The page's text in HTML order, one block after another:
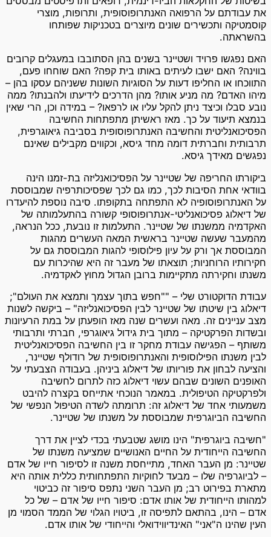
את עבודתם על הרפואה האנתרופוסופית, ותרופות, מוצרי
קוסמטיקה ותכשירים שונים מיוצרים בטכניקות שפותחו
בהשראתה.
האם נפגשו פרויד ושטיינר בשנים בהן הסתובבו במעגלים קרובים
בווינה? האם ישבו לעיתים באותו בית קפה? האם שוחחו פעם,
התווכחו או החליפו דעות על הסוגיות השונות ששניהם עסקו בהן –
מיהו האדם? מה מניע אותו? מהן הדרכים לידיעתו ולהבנתו? ממה
נובע סבלו וכיצד ניתן להקל עליו או לרפאו? – במידה וכן, הרי שאין
בנמצא תיעוד על כך. מאז ראשיתן מתפתחות החשיבה
הפסיכואנליטית והחשיבה האנתרופוסופית בסביבה גיאוגרפית,
תרבותית וחברתית דומה מחד גיסא, וכקווים מקבילים שאינם
נפגשים מאידך גיסא.
ביקורתו החריפה של שטיינר על הפסיכואנליזה בת-זמנו הינה
בוודאי אחת הסיבות לכך, כמו גם לכך שפסיכותרפיה שמבוססת
על האנתרופוסופיה לא התפתחה בתקופתו. סיבה נוספת להיעדרו
של דיאלוג פסיכואנליטי-אנתרופוסופי קשורה בהתעלמותה של
האקדמיה ממשנתו של שטיינר. התעלמות זו נובעת, ככל הנראה,
מהמעבר שעשה שטיינר בראשית המאה העשרים מהגות
המבוססת אך ורק על עיון פילוסופי להגות המבוססת גם על
חקירותיו הרוחניות; תוצאתו של מעבר זה היא שהיכרות עם
משנתו וחקירתה מתקיימות ברובן הגדול מחוץ לאקדמיה.
עבודת הדוקטורט שלי – ""חפש בתוך עצמך ותמצא את העולם";
דיאלוג בין שיטתו של שטיינר לבין הפסיכואנליזה" – ביקשה לשנות
מצב עניינים זה. מאה ועשרים שנה מאז הופעתן על במת הרעיונות
ובשדות הפרקטיקה – מתוך בית גידול גיאוגרפי, חברתי ותרבותי
משותף – הפגישה עבודת מחקר זו בין החשיבה הפסיכואנליטית
לבין משנתו הפילוסופית והאנתרופוסופית של רודולף שטיינר,
והציעה לבחון את פוריותו של דיאלוג ביניהן. בעבודה הצבעתי על
האופנים השונים שבהם עשוי דיאלוג כזה לתרום לחשיבה
ולפרקטיקה הטיפולית. במאמר הנוכחי אתייחס בקצרה להיבט
משמעותי אחד של דיאלוג זה: תרומתה לשדה הטיפול הנפשי של
החשיבה הביוגרפית שמבוססת על משנתו של שטיינר.
"חשיבה ביוגרפית" הינו מושג שטבעתי בכדי לציין את דרך
החשיבה הייחודית על החיים האנושיים שמציעה משנתו של
שטיינר: מן העבר האחד, מתייחסת משנה זו לסיפור חייו של אדם
– לביוגרפיה שלו – מבעד לחוקיות התפתחותית כללית אותה היא
מתארת בפירוט רב; מן העבר השני נתפס סיפור זה כביטוי
למהותו הייחודית של אותו אדם: סיפור חייו של אדם – של כל
אדם – הינו, בהתאם לתפיסה זו, ביטויו הגלוי של הממד הסמוי מן
העין שהינו ה"אני" האינדיווידואלי והייחודי של אותו אדם.